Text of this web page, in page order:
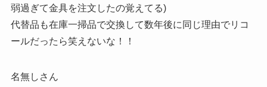
弱過ぎて金具を注文したの覚えてる)
代替品も在庫一掃品で交換して数年後に同じ理由でリコ
ールだったら笑えないな！！
名無しさん